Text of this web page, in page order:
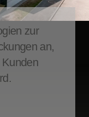
zur
an,
Kunden